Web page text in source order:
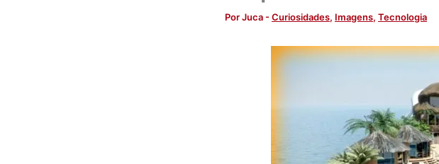
PorJuca-Curiosidades, Imagens, Tecnologia